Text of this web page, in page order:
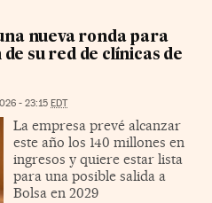
nueva ronda para
su red de clínicas de
- 23:15 EDT
La empresa prevé alcanzar
este año los 140 millones en
ingresos y quiere estar lista
para una posible salida a
Bolsa en 2029